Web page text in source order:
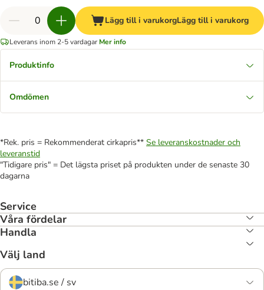
Lägg till i varukorgLägg till i varukorg
Leverans inom 2-5 vardagar Mer info
Produktinfo
Omdömen
*Rek. pris = Rekommenderat cirkapris** Se leveranskostnader och
leveranstid
"Tidigare pris" = Det lägsta priset på produkten under de senaste 30
dagarna
Service
Våra fördelar
Handla
Välj land
bitiba.se / sv